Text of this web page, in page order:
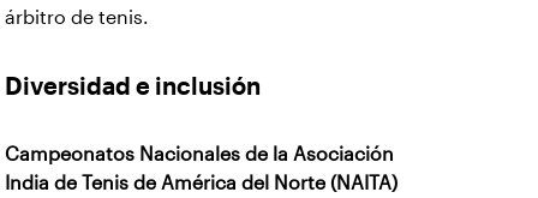
árbitro de tenis.
Diversidad e inclusión
Campeonatos Nacionales de la Asociación
India de Tenis de América del Norte (NAITA)